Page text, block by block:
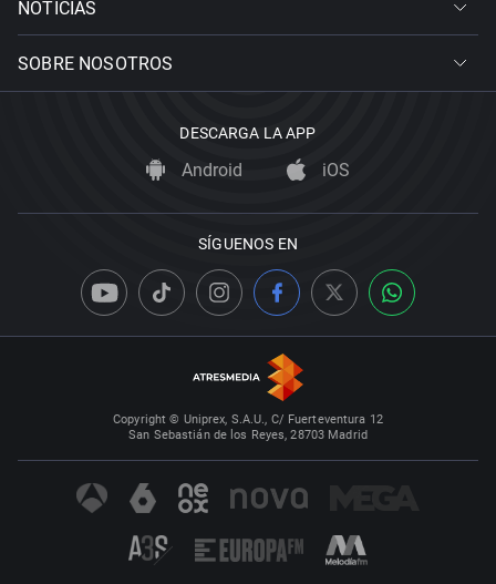
NOTICIAS
SOBRE NOSOTROS
DESCARGA LA APP
Android iOS
SÍGUENOS EN
Copyright © Uniprex, S.A.U., C/ Fuerteventura 12
San Sebastián de los Reyes, 28703 Madrid